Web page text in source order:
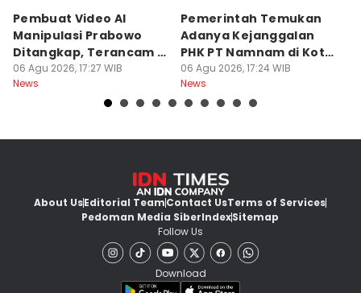
Pembuat Video AI
Manipulasi Prabowo
Ditangkap, Terancam 12
Tahun Bui
06 Agu 2026, 17:27 WIB
News
Pemerintah Temukan
Adanya Kejanggalan
PHK PT Namnam di Kota
Cimahi
06 Agu 2026, 17:24 WIB
News
About UsEditorial TeamContact UsTerms of Services
Pedoman Media SiberIndexSitemap
Follow Us
Download